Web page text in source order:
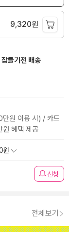
9,320원
잠들기전 배송
원 이용 시) / 카드
원 혜택 제공
원
신청
전체보기